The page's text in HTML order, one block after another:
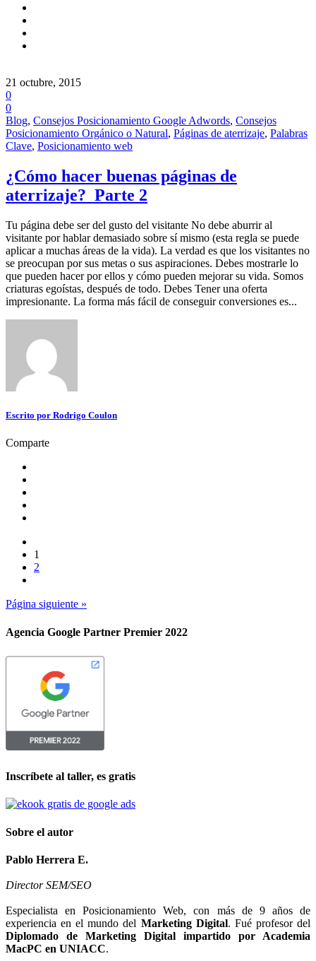
21 octubre, 2015
0
0
Blog, Consejos Posicionamiento Google Adwords, Consejos
Posicionamiento Orgánico o Natural, Páginas de aterrizaje, Palabras
Clave, Posicionamiento web
¿Cómo hacer buenas páginas de
aterrizaje? Parte 2
Tu página debe ser del gusto del visitante No debe aburrir al
visitante por hablar demasiado sobre sí mismo (esta regla se puede
aplicar a muchas áreas de la vida). La verdad es que los visitantes no
se preocupan por sus metas o sus aspiraciones. Debes mostrarle lo
que pueden hacer por ellos y cómo pueden mejorar su vida. Somos
criaturas egoístas, después de todo. Debes Tener una oferta
impresionante. La forma más fácil de conseguir conversiones es...
Escrito por Rodrigo Coulon
Comparte
1
2
Página siguiente »
Agencia Google Partner Premier 2022
Inscríbete al taller, es gratis
Sobre el autor
Pablo Herrera E.
Director SEM/SEO
Especialista en Posicionamiento Web, con más de 9 años de
experiencia en el mundo del Marketing Digital. Fué profesor del
Diplomado de Marketing Digital impartido por Academia
MacPC en UNIACC.